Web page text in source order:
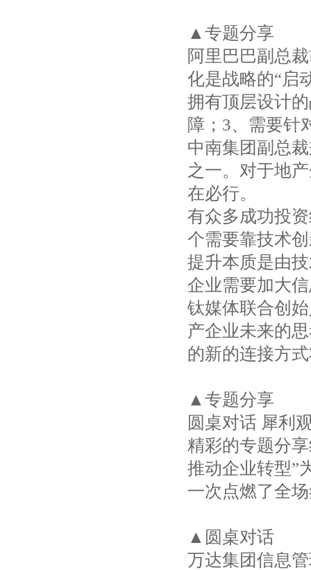
▲专题分享
阿里巴巴副总
化是战略的“启
拥有顶层设计
障；3、需要针
中南集团副总
之一。对于地
在必行。
有众多成功投
个需要靠技术
提升本质是由
企业需要加大
钛媒体联合创
产企业未来的
的新的连接方
▲专题分享
圆桌对话 犀利
精彩的专题分
推动企业转型”
一次点燃了全
▲圆桌对话
万达集团信息